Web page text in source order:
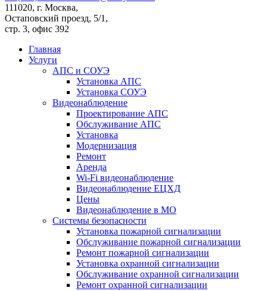
111020, г. Москва,
Остаповский проезд, 5/1,
стр. 3, офис 392
Главная
Услуги
АПС и СОУЭ
Установка АПС
Установка СОУЭ
Видеонаблюдение
Проектирование АПС
Обслуживание АПС
Установка
Модернизация
Ремонт
Аренда
Wi-Fi видеонаблюдение
Видеонаблюдение ЕЦХД
Цены
Видеонаблюдение в МО
Системы безопасности
Установка пожарной сигнализации
Обслуживание пожарной сигнализации
Ремонт пожарной сигнализации
Установка охранной сигнализации
Обслуживание охранной сигнализации
Ремонт охранной сигнализации